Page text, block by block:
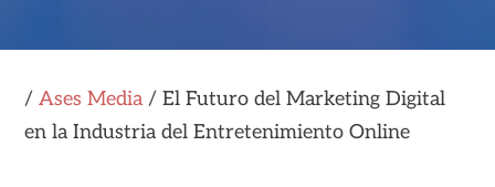
/ Ases Media /El Futuro del Marketing Digital
en la Industria del Entretenimiento Online